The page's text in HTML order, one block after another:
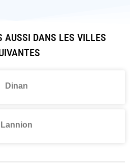
AUSSI DANS LES VILLES
Dinan
Lannion